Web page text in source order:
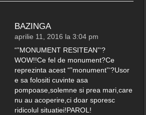
BAZINGA
aprilie 11, 2016 la 3:04 pm
“”MONUMENT RESITEAN”‘?
WOW!!Ce fel de monument?Ce
reprezinta acest “”monument”‘?Usor
e sa folositi cuvinte asa
pompoase,solemne si prea mari,care
nu au acoperire,ci doar sporesc
ridicolul situatiei!PAROL!